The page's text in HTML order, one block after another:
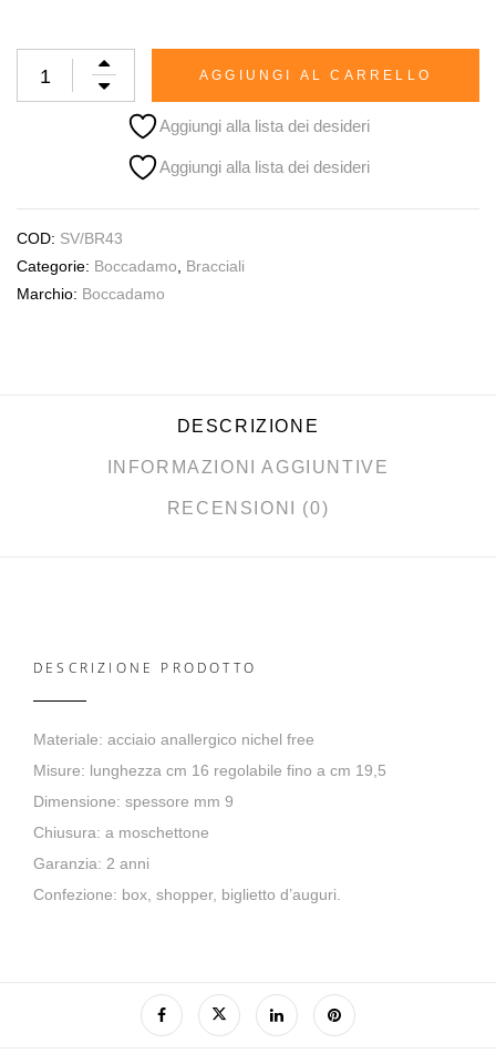
AGGIUNGI AL CARRELLO
Aggiungi alla lista dei desideri
Aggiungi alla lista dei desideri
COD: SV/BR43
Categorie: Boccadamo
Bracciali
Marchio: Boccadamo
DESCRIZIONE
INFORMAZIONI AGGIUNTIVE
RECENSIONI (0)
DESCRIZIONE PRODOTTO
Materiale: acciaio anallergico nichel free
Misure: lunghezza cm 16 regolabile fino a cm 19,5
Dimensione: spessore mm 9
Chiusura: a moschettone
Garanzia: 2 anni
Confezione: box, shopper, biglietto d’auguri.